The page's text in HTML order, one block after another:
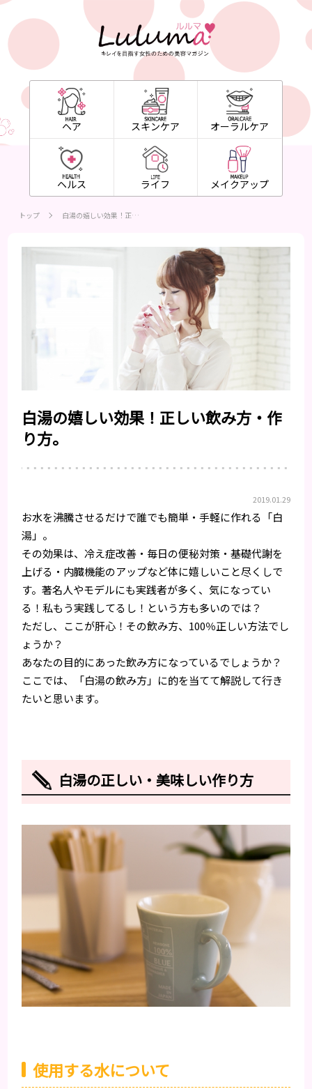
ヘア スキンケア オーラルケア
ヘルス ライフ メイクアップ
トップ 白湯の嬉しい効果！正…
白湯の嬉しい効果！正しい飲み方・作
り方。
2019.01.29
お水を沸騰させるだけで誰でも簡単・手軽に作れる「白
湯」。
その効果は、冷え症改善・毎日の便秘対策・基礎代謝を
上げる・内臓機能のアップなど体に嬉しいこと尽くしで
す。著名人やモデルにも実践者が多く、気になってい
る！私もう実践してるし！という方も多いのでは？
ただし、ここが肝心！その飲み方、100％正しい方法でし
ょうか？
あなたの目的にあった飲み方になっているでしょうか？
ここでは、「白湯の飲み方」に的を当てて解説して行き
たいと思います。
白湯の正しい・美味しい作り方
使用する水について